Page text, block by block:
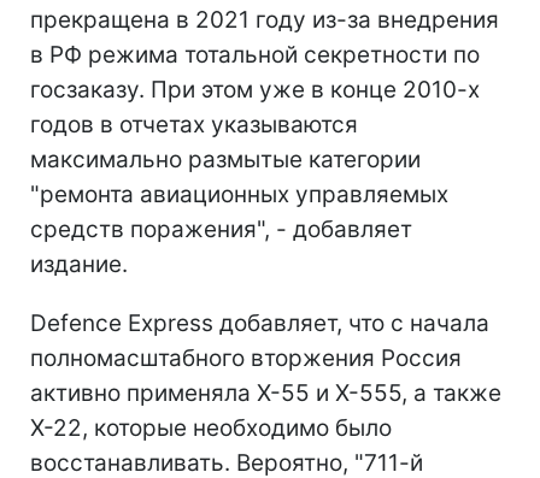
прекращена в 2021 году из-за внедрения
в РФ режима тотальной секретности по
госзаказу. При этом уже в конце 2010-х
годов в отчетах указываются
максимально размытые категории
"ремонта авиационных управляемых
средств поражения", - добавляет
издание.
Defence Express добавляет, что с начала
полномасштабного вторжения Россия
активно применяла Х-55 и Х-555, а также
Х-22, которые необходимо было
восстанавливать. Вероятно, "711-й